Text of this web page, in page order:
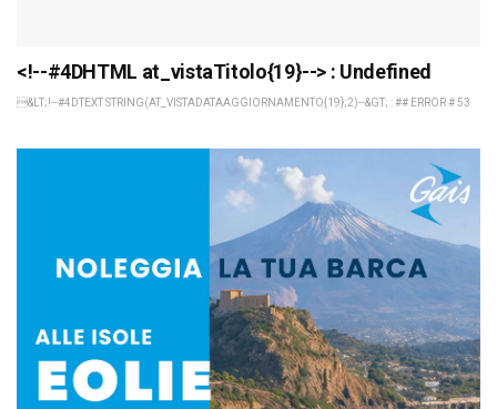
<!--#4DHTML at_vistaTitolo{19}--> : Undefined
&LT;!--#4DTEXT STRING(AT_VISTADATAAGGIORNAMENTO{19};2)--&GT; : ## ERROR # 53